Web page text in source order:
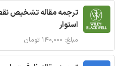
ترجمه مقاله تشخیص
استوار
مبلغ: ۱۴۰,۰۰۰ تومان